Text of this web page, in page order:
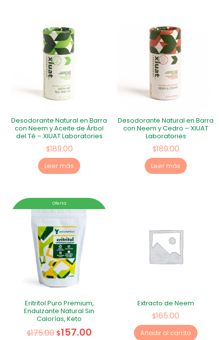
Desodorante Natural en Barra
con Neem y Aceite de Árbol
del Té – XIUAT Laboratories
$189.00
Leer más
Desodorante Natural en Barra
con Neem y Cedro – XIUAT
Laboratories
$189.00
Leer más
Oferta
Eritritol Puro Premium,
Endulzante Natural Sin
Calorías, Keto
$175.00 $157.00
Extracto de Neem
$165.00
Añadir al carrito